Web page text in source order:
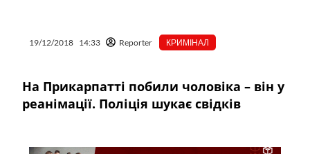
19/12/2018 14:33 Reporter КРИМІНАЛ
На Прикарпатті побили чоловіка – він у
реанімації. Поліція шукає свідків